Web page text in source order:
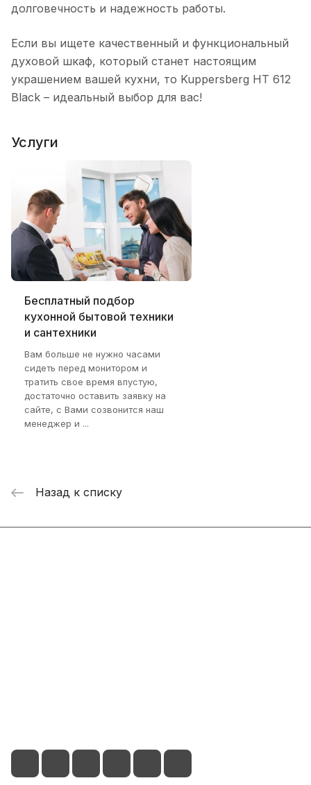
долговечность и надежность работы.
Если вы ищете качественный и функциональный
духовой шкаф, который станет настоящим
украшением вашей кухни, то Kuppersberg HT 612
Black – идеальный выбор для вас!
Услуги
Бесплатный подбор
кухонной бытовой техники
и сантехники
Вам больше не нужно часами
сидеть перед монитором и
тратить свое время впустую,
достаточно оставить заявку на
сайте, с Вами созвонится наш
менеджер и ...
Назад к списку